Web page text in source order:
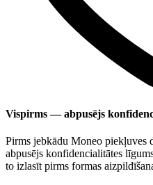
Vispirms — abpusējs
Pirms jebkādu Moneo piekļuves
abpusējs konfidencialitātes
to izlasīt pirms formas